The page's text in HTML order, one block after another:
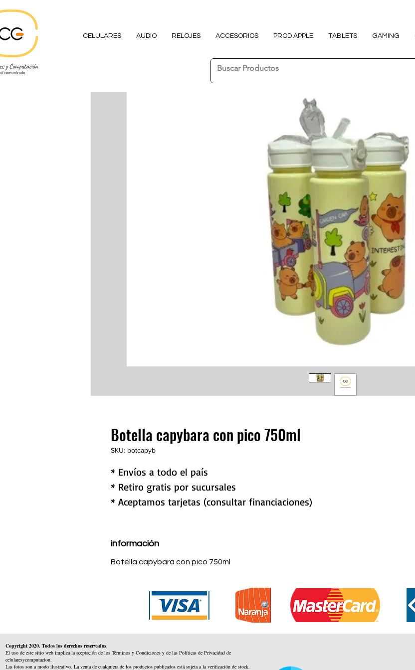
CELULARES AUDIO RELOJES ACCESORIOS PROD APPLE TABLETS GAMING
Botella capybara con pico 750ml
SKU: botcapyb
* Envíos a todo el país
* Retiro gratis por sucursales
* Aceptamos tarjetas (consultar financiaciones)
información
Botella capybara con pico 750ml
Copyright 2020. Todos los derechos reservados.
El uso de este sitio web implica la aceptación de los Términos y Condiciones y de las Políticas de Privacidad de
celularesycomputacion.
Las fotos son a modo ilustrativo. La venta de cualquiera de los productos publicados está sujeta a la verificación de stock.